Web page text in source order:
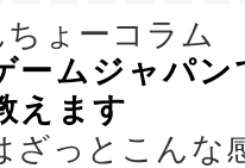
ちょーコラム
ームジャパ
えます
ざっとこんな